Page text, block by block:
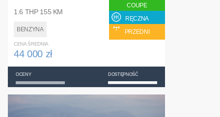
1.6 THP 155 KM
BENZYNA
COUPE
RĘCZNA
PRZEDNI
CENA ŚREDNIA
44 000 zł
OCENY DOSTĘPNOŚĆ